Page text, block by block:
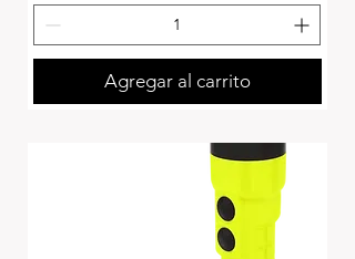
Agregar al carrito